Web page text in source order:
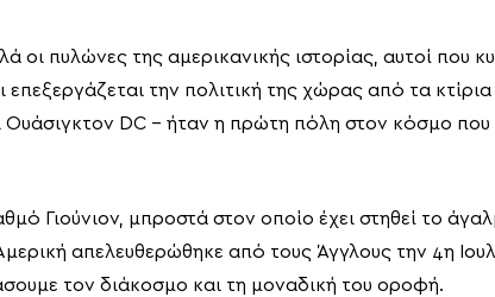
οι πυλώνες της αμερικανικής ιστορίας, αυτοί
την πολιτική της χώρας από τα
DC – ήταν η πρώτη πόλη στον κόσμο που
Γιούνιον, μπροστά στον οποίο έχει στηθεί το
απελευθερώθηκε από τους Άγγλους την 4η
τον διάκοσμο και τη μοναδική του οροφή.